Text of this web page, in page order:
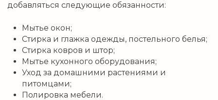
добавляться следующие обязанности:
Мытье окон;
Стирка и глажка одежды, постельного белья;
Стирка ковров и штор;
Мытье кухонного оборудования;
Уход за домашними растениями и
питомцами;
Полировка мебели.